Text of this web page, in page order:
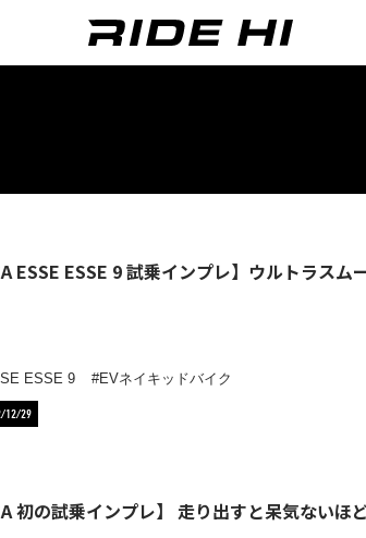
ESSE ESSE 9 試乗インプレ】ウルトラス
ESSE 9 EVネイキッドバイク
12/29
初の試乗インプレ】 走り出すと呆気ないほ